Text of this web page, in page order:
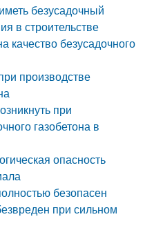
безусадочный
в строительстве
качество безусадочного
производстве
при
газобетона в
опасность
безопасен
при сильном